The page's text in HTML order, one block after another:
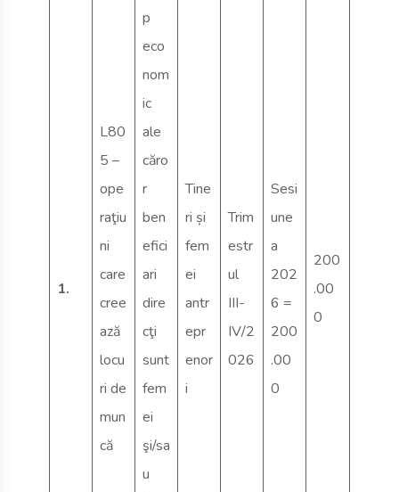
1.
L80
5 –
ope
raţiu
ni
care
cree
ază
locu
ri de
mun
că
p
eco
nom
ic
ale
căro
r
ben
efici
ari
dire
cţi
sunt
fem
ei
şi/sa
u
Tine
ri și
fem
ei
antr
epr
enor
i
Trim
estr
ul
III-
IV/2
026
Sesi
une
a
202
6 =
200
.00
0
200
.00
0